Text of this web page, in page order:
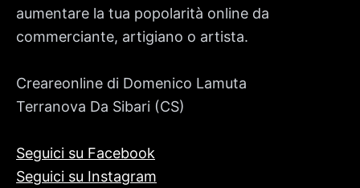
aumentare la tua popolarità online da
commerciante, artigiano o artista.
Creareonline di Domenico Lamuta
Terranova Da Sibari (CS)
Seguici su Facebook
Seguici su Instagram